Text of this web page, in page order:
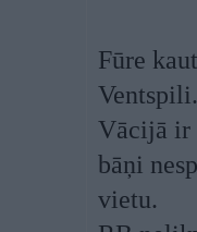
Fūre
Vācijā ir
bāņi
vietu.